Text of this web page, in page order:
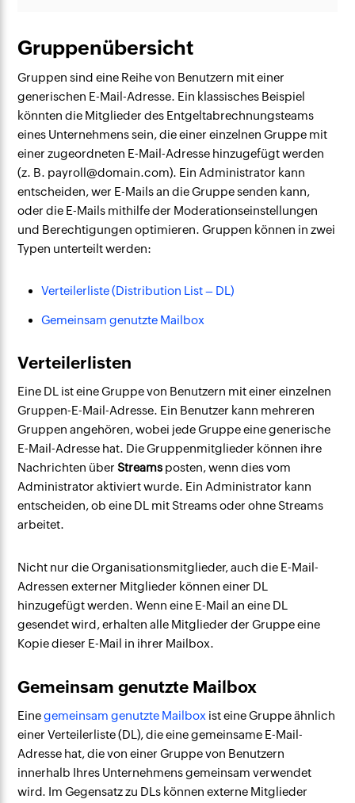
Gruppenübersicht
Gruppen sind eine Reihe von Benutzern mit einer
generischen E-Mail-Adresse. Ein klassisches Beispiel
könnten die Mitglieder des Entgeltabrechnungsteams
eines Unternehmens sein, die einer einzelnen Gruppe mit
einer zugeordneten E-Mail-Adresse hinzugefügt werden
(z. B. payroll@domain.com). Ein Administrator kann
entscheiden, wer E-Mails an die Gruppe senden kann,
oder die E-Mails mithilfe der Moderationseinstellungen
und Berechtigungen optimieren. Gruppen können in zwei
Typen unterteilt werden:
Verteilerliste (Distribution List – DL)
Gemeinsam genutzte Mailbox
Verteilerlisten
Eine DL ist eine Gruppe von Benutzern mit einer einzelnen
Gruppen-E-Mail-Adresse. Ein Benutzer kann mehreren
Gruppen angehören, wobei jede Gruppe eine generische
E-Mail-Adresse hat. Die Gruppenmitglieder können ihre
Nachrichten überStreams posten, wenn dies vom
Administrator aktiviert wurde. Ein Administrator kann
entscheiden, ob eine DL mit Streams oder ohne Streams
arbeitet.
Nicht nur die Organisationsmitglieder, auch die E-Mail-
Adressen externer Mitglieder können einer DL
hinzugefügt werden. Wenn eine E-Mail an eine DL
gesendet wird, erhalten alle Mitglieder der Gruppe eine
Kopie dieser E-Mail in ihrer Mailbox.
Gemeinsam genutzte Mailbox
Einegemeinsam genutzte Mailbox ist eine Gruppe ähnlich
einer Verteilerliste (DL), die eine gemeinsame E-Mail-
Adresse hat, die von einer Gruppe von Benutzern
innerhalb Ihres Unternehmens gemeinsam verwendet
wird. Im Gegensatz zu DLs können externe Mitglieder